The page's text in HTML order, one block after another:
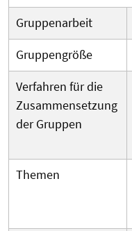
Gruppenarbeit
Gruppengröße
Verfahren für die
Zusammensetzung
der Gruppen
Themen